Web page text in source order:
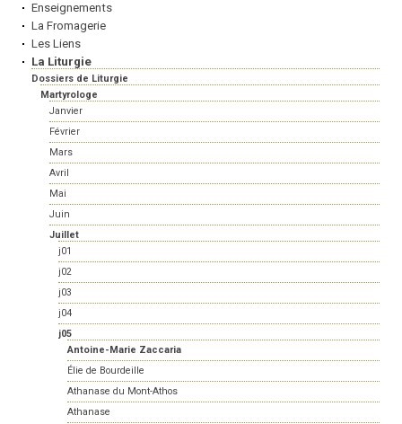
Enseignements
La Fromagerie
Les Liens
La Liturgie
Dossiers de Liturgie
Martyrologe
Janvier
Février
Mars
Avril
Mai
Juin
Juillet
j01
j02
j03
j04
j05
Antoine-Marie Zaccaria
Élie de Bourdeille
Athanase du Mont-Athos
Athanase